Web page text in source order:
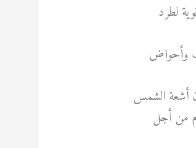
لطرد
وأحواض
أشعة الشمس
من أجل